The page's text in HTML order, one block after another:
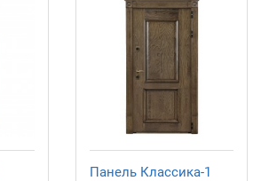
Панель Классика-1